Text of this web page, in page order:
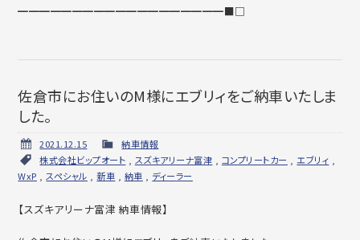
━━━━━━━━━━━━━━━━━━━■□
佐倉市にお住いのM様にエブリィをご納車いたしま
した。
2021.12.15
納車情報
株式会社ビップオート
スズキアリーナ富津 コンプリートカー エブリィ
WxP
スペシャル ,新車 納車 ディーラー
【スズキアリーナ富津 納車情報】